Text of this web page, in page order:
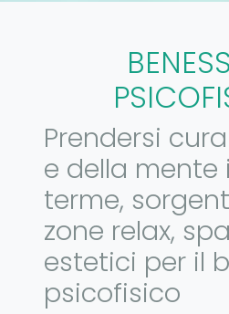
Prendersi
e della mente
terme,
zone relax,
estetici per il
psicofisico